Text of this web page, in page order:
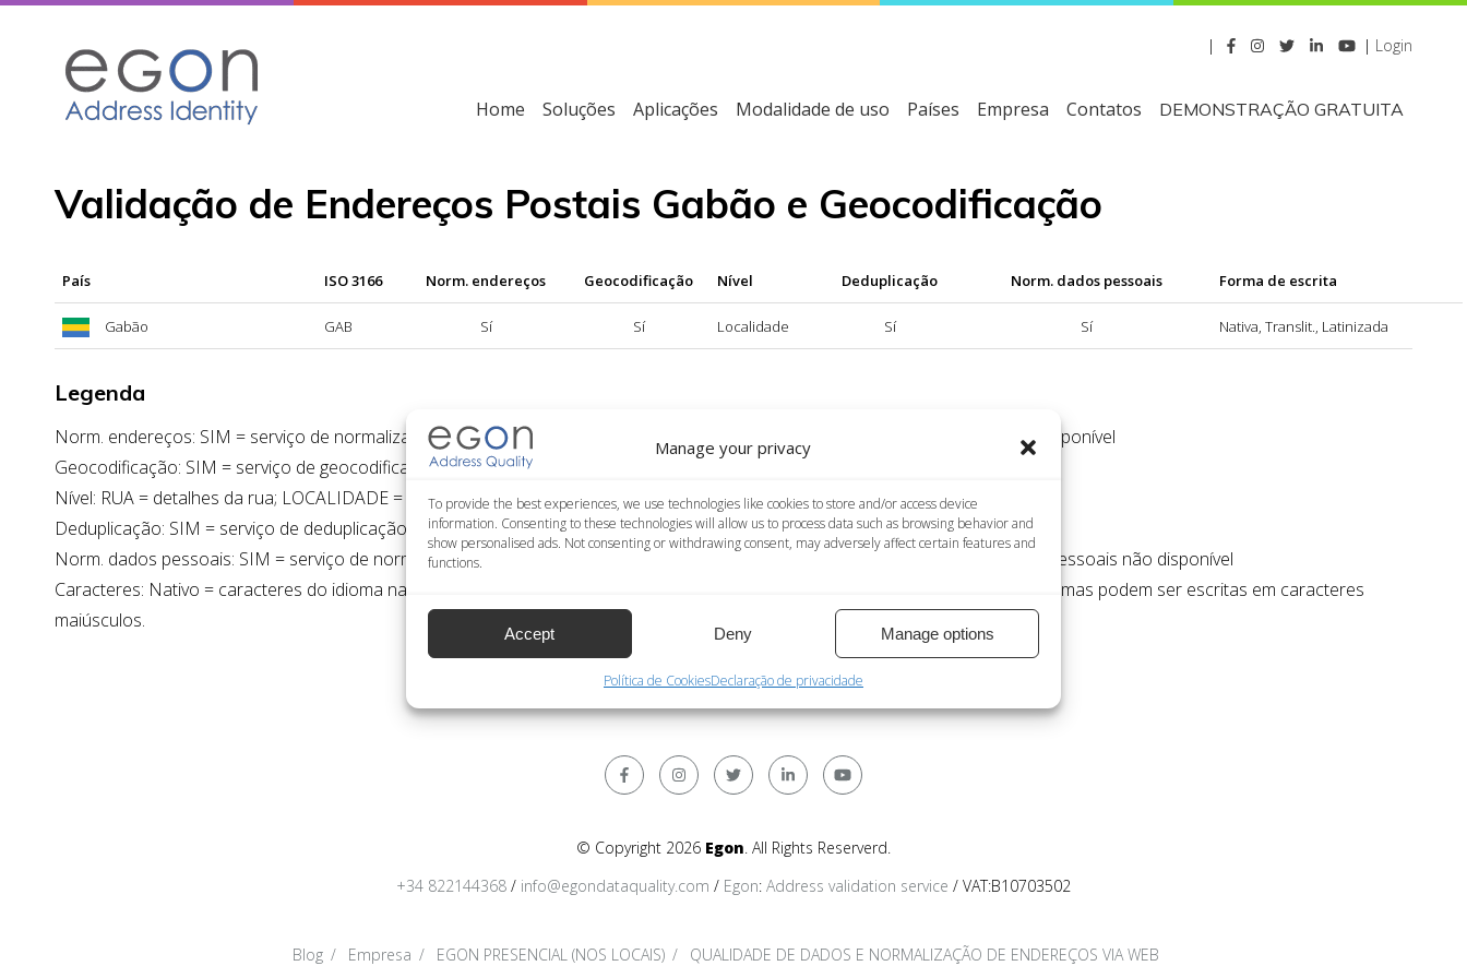
Manage your privacy
To provide the best experiences, we use technologies like cookies to store and/or access device
information. Consenting to these technologies will allow us to process data such as browsing behavior and
show personalised ads. Not consenting or withdrawing consent, may adversely affect certain features and
functions.
Accept Deny Manage options
Política de CookiesDeclaração de privacidade
| | Login
Home Soluções Aplicações Modalidade de uso Países Empresa Contatos DEMONSTRAÇÃO GRATUITA
Validação de Endereços Postais Gabão e Geocodificação
País ISO 3166 Norm. endereços Geocodificação Nível Deduplicação Norm. dados pessoais Forma de escrita
Gabão GAB Sí Sí Localidade Sí Sí Nativa, Translit., Latinizada
Legenda
Norm. endereços: SIM = serviço de normalização de endereços disponível; NÃO = serviço de normalização de endereços não disponível
Geocodificação: SIM = serviço de geocodificação disponível; NÃO = serviço de geocodificação não disponível
Nível: RUA = detalhes da rua; LOCALIDADE = detalhes da localidade
Deduplicação: SIM = serviço de deduplicação disponível; NÃO = serviço de deduplicação não disponível
Norm. dados pessoais: SIM = serviço de normalização de dados pessoais disponível; NÃO = serviço de normalização de dados pessoais não disponível
Caracteres: Nativo = caracteres do idioma nativo; Roman = caracteres latinos; Internacional = formato internacional. Todos as formas podem ser escritas em caracteres
maiúsculos.
© Copyright 2026 Egon. All Rights Reserverd.
+34 822144368 / info@egondataquality.com / Egon: Address validation service / VAT:B10703502
Blog Empresa EGON PRESENCIAL (NOS LOCAIS) QUALIDADE DE DADOS E NORMALIZAÇÃO DE ENDEREÇOS VIA WEB